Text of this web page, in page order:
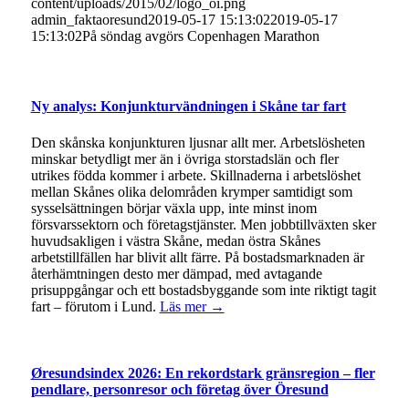
content/uploads/2015/02/logo_oi.png
admin_faktaoresund2019-05-17 15:13:022019-05-17
15:13:02På söndag avgörs Copenhagen Marathon
Ny analys: Konjunkturvändningen i Skåne tar fart
Den skånska konjunkturen ljusnar allt mer. Arbetslösheten
minskar betydligt mer än i övriga storstadslän och fler
utrikes födda kommer i arbete. Skillnaderna i arbetslöshet
mellan Skånes olika delområden krymper samtidigt som
sysselsättningen börjar växla upp, inte minst inom
försvarssektorn och företagstjänster. Men jobbtillväxten sker
huvudsakligen i västra Skåne, medan östra Skånes
arbetstillfällen har blivit allt färre. På bostadsmarknaden är
återhämtningen desto mer dämpad, med avtagande
prisuppgångar och ett bostadsbyggande som inte riktigt tagit
fart – förutom i Lund. Läs mer →
Øresundsindex 2026: En rekordstark gränsregion – fler
pendlare, personresor och företag över Öresund